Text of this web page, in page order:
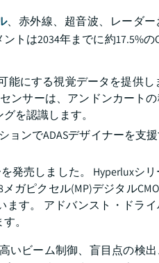
、赤外線、超音波、レーダー
トは2034年までに約17.5%の
にする視覚データを提供し
ンサーは、アンドンカート
を認識します。
ンでADASデザイナーを支
発売しました。 Hyperluxシリ
ガピクセル(MP)デジタル
ます。 アドバンスト・ドラ
。
いビーム制御、盲目点の検